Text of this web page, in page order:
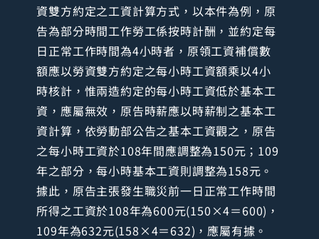
資雙方約定之工資計算方式，以本件為例，原
告為部分時間工作勞工係按時計酬，並約定每
日正常工作時間為4小時者，原領工資補償數
額應以勞資雙方約定之每小時工資額乘以4小
時核計，惟兩造約定的每小時工資低於基本工
資，應屬無效，原告時薪應以時薪制之基本工
資計算，依勞動部公告之基本工資觀之，原告
之每小時工資於108年間應調整為150元；109
年之部分，每小時基本工資則調整為158元。
據此，原告主張發生職災前一日正常工作時間
所得之工資於108年為600元(150×4＝600)，
109年為632元(158×4＝632)，應屬有據。